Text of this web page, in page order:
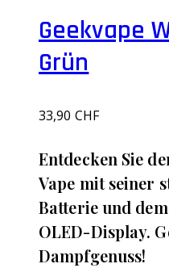
Geekvape
Grün
33,90 CHF
Entdecken Sie
Vape mit seiner
Batterie und
OLED-Display.
Dampfgenuss!